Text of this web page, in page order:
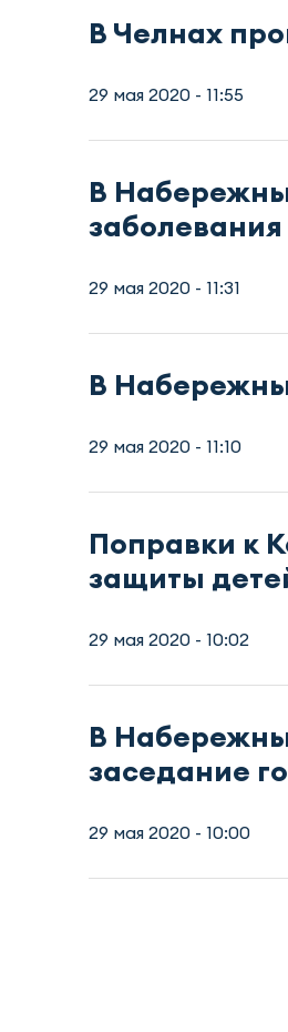
В Челнах
29 мая 2020 - 11:55
В
29 мая 2020 - 11:31
В
29 мая 2020 - 11:10
Поправки к
защиты
29 мая 2020 - 10:02
В
заседание
29 мая 2020 - 10:00